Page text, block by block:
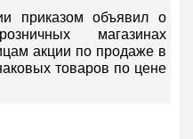
приказом объявил о
магазинах
акции по продаже в
товаров по цене